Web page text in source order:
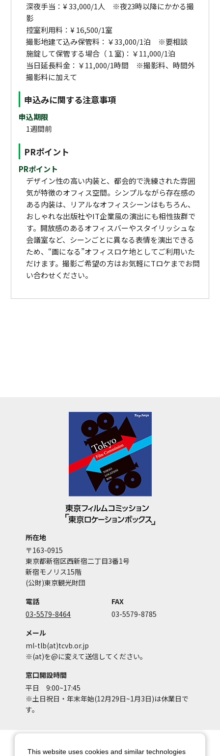
深夜手当：¥ 33,000/1人 ※夜23時以降にかかる撮
影
控室利用料：¥ 16,500/1室
撮影地建て込み保管料：￥33,000/1泊 ※要相談
施錠して保管する場合（１室)：￥11,000/1泊
当日延長料金：￥11,000/1時間 ※撮影料、時間外
撮影料に加えて
申込みに関する注意事項
申込期限
1週間前
PRポイント
PRポイント
デザイン性の高い内装と、都会的で洗練された雰囲
気が特徴のオフィス空間。シンプルながら存在感の
ある内装は、リアルなオフィスシーンはもちろん、
おしゃれな出版社やIT企業風の演出にも相性抜群で
す。開放感のあるオフィスバーやスタイリッシュな
会議室など、シーンごとに異なる表情を演出できる
ため、“画になる”オフィスロケ地としてご利用いた
だけます。撮影ご希望の方はお気軽にTロケまでお問
い合わせください。
所在地
〒163-0915
東京都新宿区西新宿二丁目3番1号
新宿モノリス15階
(公財)東京観光財団
電話
03-5579-8464
FAX
03-5579-8785
メール
ml-tlb(at)tcvb.or.jp
※(at)を@に変えて送信してください。
窓口開設時間
平日 9:00~17:45
※土日祝日・年末年始(12月29日~1月3日)は休業日で
す。
サイトマップ サイトポリシー
This website uses cookies and similar technologies